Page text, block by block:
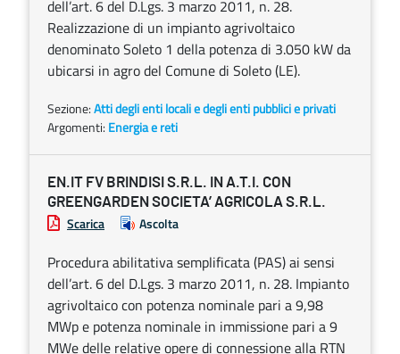
dell’art. 6 del D.Lgs. 3 marzo 2011, n. 28.
Realizzazione di un impianto agrivoltaico
denominato Soleto 1 della potenza di 3.050 kW da
ubicarsi in agro del Comune di Soleto (LE).
Sezione:Atti degli enti locali e degli enti pubblici e privati
Argomenti: Energia e reti
EN.IT FV BRINDISI S.R.L. IN A.T.I. CON
GREENGARDEN SOCIETA’ AGRICOLA S.R.L.
Scarica Ascolta
Procedura abilitativa semplificata (PAS) ai sensi
dell’art. 6 del D.Lgs. 3 marzo 2011, n. 28. Impianto
agrivoltaico con potenza nominale pari a 9,98
MWp e potenza nominale in immissione pari a 9
MWe delle relative opere di connessione alla RTN